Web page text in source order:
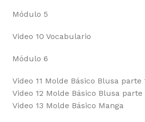
Módulo 5
Video 10 Vocabulario
Módulo 6
Video 11 Molde Básico Blusa parte
Video 12 Molde Básico Blusa parte
Video 13 Molde Básico Manga